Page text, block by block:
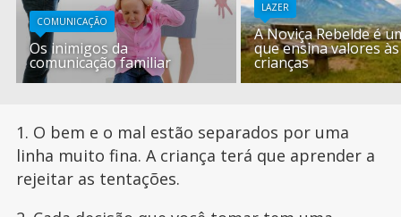
COMUNICAÇÃO
Os inimigos da
comunicação familiar
LAZER
A Noviça Rebelde é
que ensina valores às
crianças
1. O bem e o mal estão separados por uma
linha muito fina. A criança terá que aprender a
rejeitar as tentações.